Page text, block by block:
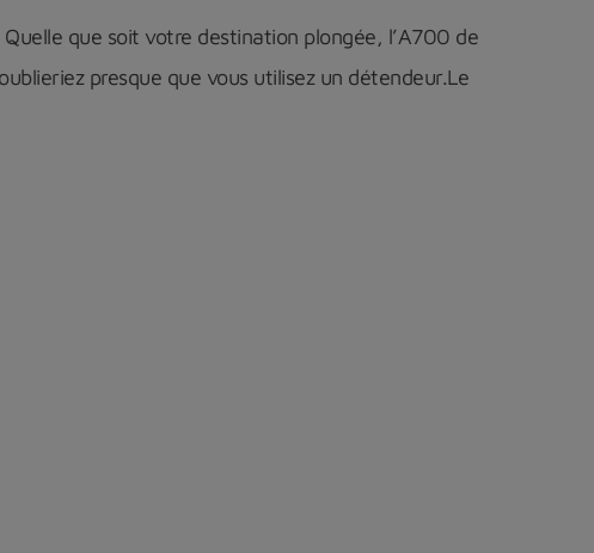
que soit votre destination plongée, l’A700 de
presque que vous utilisez un détendeur.Le